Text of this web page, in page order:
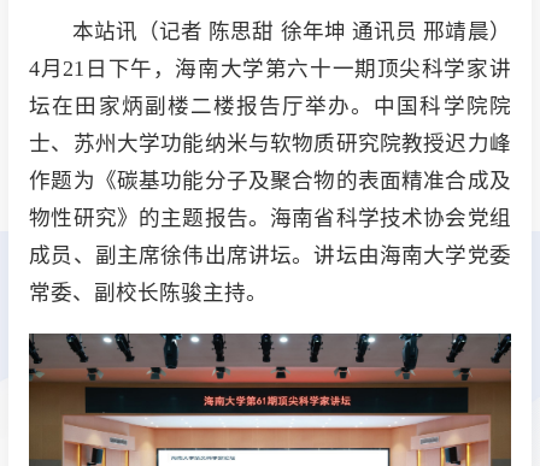
本站讯（记者 陈思甜 徐年坤 通讯员 邢靖晨）
4月21日下午，海南大学第六十一期顶尖科学家讲
坛在田家炳副楼二楼报告厅举办。中国科学院院
士、苏州大学功能纳米与软物质研究院教授迟力峰
作题为《碳基功能分子及聚合物的表面精准合成及
物性研究》的主题报告。海南省科学技术协会党组
成员、副主席徐伟出席讲坛。讲坛由海南大学党委
常委、副校长陈骏主持。